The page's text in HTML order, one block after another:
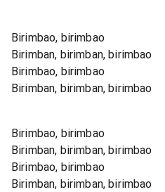
Birimbao, birimbao
Birimban, birimban, birimbao
Birimbao, birimbao
Birimban, birimban, birimbao
Birimbao, birimbao
Birimban, birimban, birimbao
Birimbao, birimbao
Birimban, birimban, birimbao